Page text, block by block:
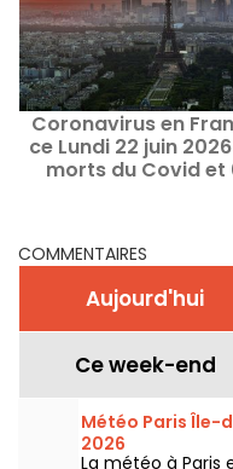
Coronavirus en
ce Lundi 22 juin
morts du Covid et
COMMENTAIRES
Aujourd'hui
Ce week-end
Météo Paris Île-
2026
La météo à Paris